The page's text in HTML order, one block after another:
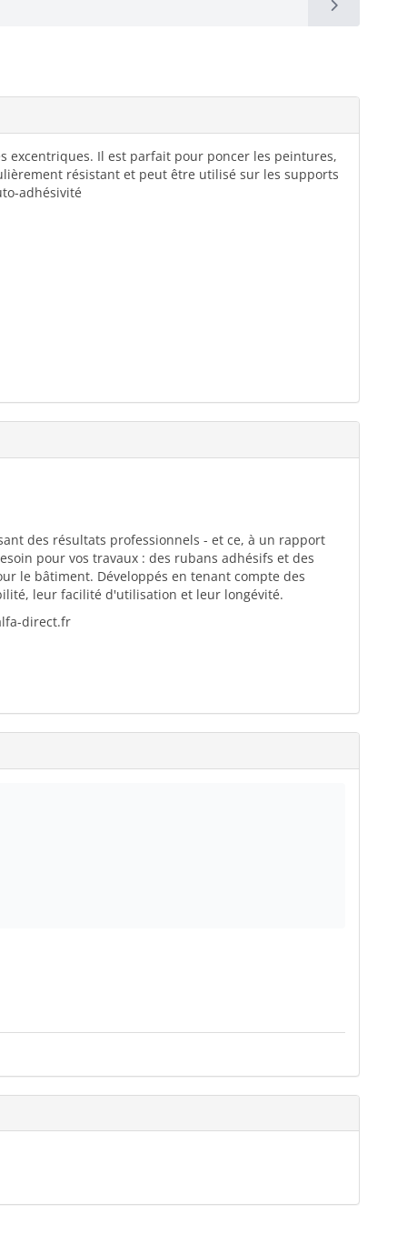
excentriques. Il est parfait pour poncer les peintures,
résistant et peut être utilisé sur les supports
adhésivité
des résultats professionnels - et ce, à un rapport
pour vos travaux : des rubans adhésifs et des
le bâtiment. Développés en tenant compte des
leur facilité d'utilisation et leur longévité.
direct.fr